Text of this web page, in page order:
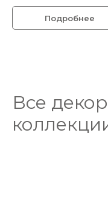
Подробнее
Все